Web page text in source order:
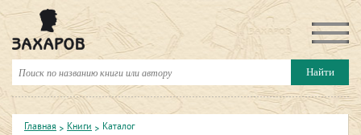
Главная Книги Каталог